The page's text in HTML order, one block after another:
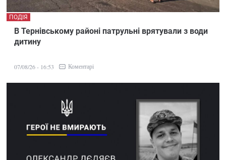
В Тернівському районі патрульні врятували з води
дитину
ПОДІЯ
07/08/26 - 16:53 Коментарі